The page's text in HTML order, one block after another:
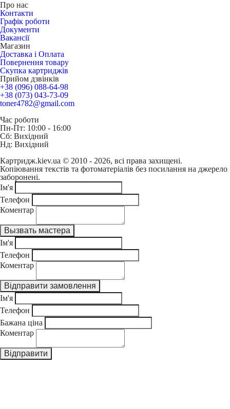
Про нас
Контакти
Графік роботи
Документи
Вакансії
Магазин
Доставка і Оплата
Повернення товару
Скупка картриджів
Прийом дзвінків
+38 (096) 088-64-98
+38 (073) 043-73-09
toner4782@gmail.com
Час роботи
Пн-Пт: 10:00 - 16:00
Сб: Вихідний
Нд: Вихідний
Картридж.kiev.ua © 2010 - 2026, всі права захищені.
Копіювання текстів та фотоматеріалів без посилання на джерело
заборонені.
Ім'я
Телефон
Коментар
Ім'я
Телефон
Коментар
Ім'я
Телефон
Бажана ціна
Коментар